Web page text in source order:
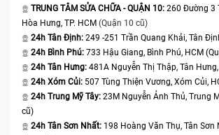
TRUNG TÂM SỬA CHỮA - QUẬN 10: 260 Đường 3
Hòa Hưng, TP. HCM (Quận 10 cũ)
24h Tân Định: 249 -251 Trần Quang Khải, Tân
24h Bình Phú: 733 Hậu Giang, Bình Phú, HCM
24h Tân Hưng: 481A Nguyễn Thị Thập, Tân
24h Xóm Củi: 507 Tùng Thiện Vương, Xóm Củi,
24h Trung Mỹ Tây: 23M Nguyễn Ảnh Thủ, Trung
cũ)
24h Tân Sơn Nhất: 198 Hoàng Văn Thụ, Tân Sơn